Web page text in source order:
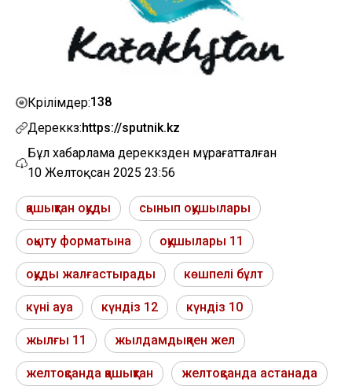
Көрілімдер:138
Дереккөз:https://sputnik.kz
Бұл хабарлама дереккөзден мұрағатталған
10 Желтоқсан 2025 23:56
қашықтан оқуды сынып оқушылары
оқыту форматына оқушылары 11
оқуды жалғастырады көшпелі бұлт
күні ауа күндіз 12 күндіз 10
жылғы 11 жылдамдықпен жел
желтоқсанда қашықтан желтоқсанда астанада